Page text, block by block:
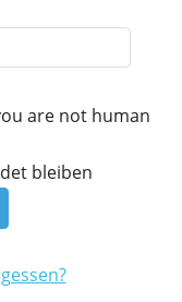
are not human
bleiben